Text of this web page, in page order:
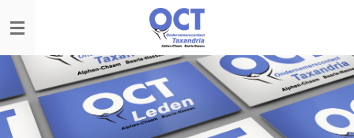
direct
de
hoofdinhoud